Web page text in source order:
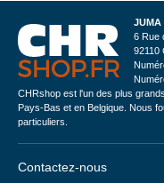
6 Rue
92110
CHRshop est l'un des plus
Pays-Bas et en Belgique. Nous
particuliers.
Contactez-nous